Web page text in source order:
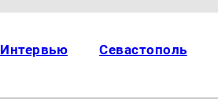
Интервью Севастополь